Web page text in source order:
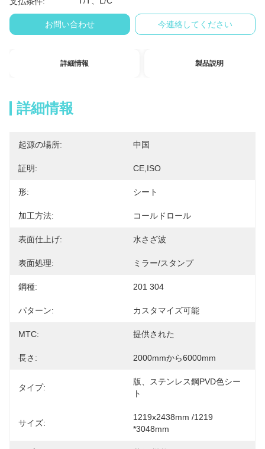
お問い合わせ 今連絡してください
詳細情報 製品説明
詳細情報
起源の場所: 中国
証明: CE,ISO
形: シート
加工方法: コールドロール
表面仕上げ: 水さざ波
表面処理: ミラー/スタンプ
鋼種: 201 304
パターン: カスタマイズ可能
MTC: 提供された
長さ: 2000mmから6000mm
タイプ:
版、ステンレス鋼PVD色シー
ト
サイズ:
1219x2438mm /1219
*3048mm